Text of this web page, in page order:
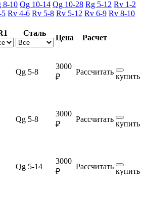
8-10 Qg 10-14 Qg 10-28 Rg 5-12 Rv 1-2
5 Rv 4-6 Rv 5-8 Rv 5-12 Rv 6-9 Rv 8-10
Сталь
Цена
Расчет
Qg 5-8
3000
₽
Рассчитать
купить
Qg 5-8
3000
₽
Рассчитать
купить
Qg 5-14
3000
₽
Рассчитать
купить